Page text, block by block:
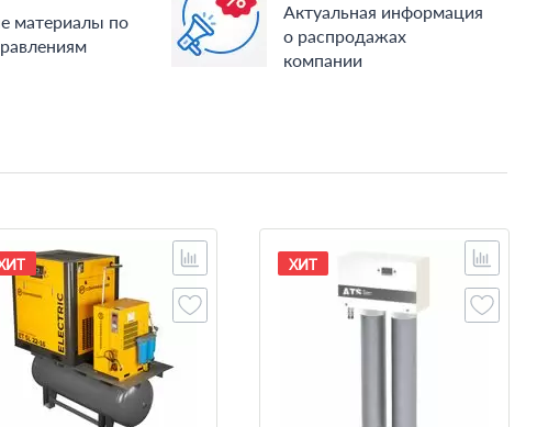
материалы по
Актуальная информация
о распродажах
компании
ХИТ